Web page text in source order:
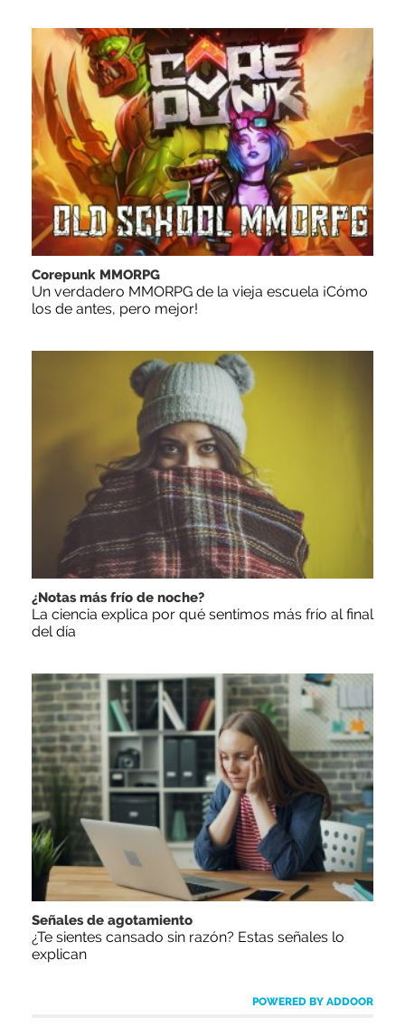
Corepunk MMORPG
Un verdadero MMORPG de la vieja escuela ¡Cómo
los de antes, pero mejor!
¿Notas más frío de noche?
La ciencia explica por qué sentimos más frío al final
del día
Señales de agotamiento
¿Te sientes cansado sin razón? Estas señales lo
explican
POWERED BY ADDOOR